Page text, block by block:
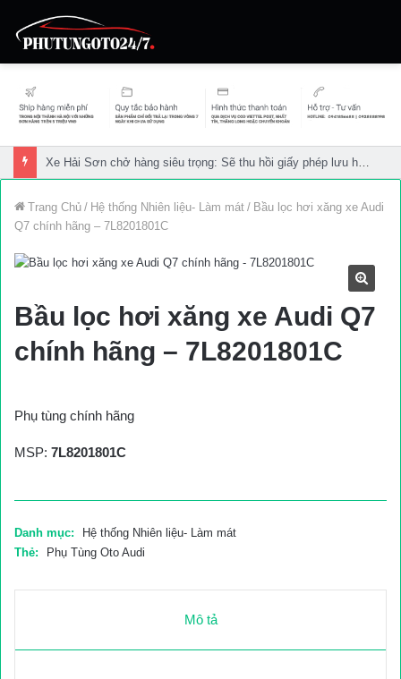
Mất 4 triệu đồng, dừng lái xe 2 tháng vì không nhường đường xe cứu thương
Trang Chủ / Hệ thống Nhiên liệu- Làm mát / Bầu lọc hơi xăng xe Audi
Q7 chính hãng – 7L8201801C
Bầu lọc hơi xăng xe Audi Q7
chính hãng – 7L8201801C
Phụ tùng chính hãng
MSP: 7L8201801C
Danh mục:
Hệ thống Nhiên liệu- Làm mát
Thẻ:
Phụ Tùng Oto Audi
Mô tả